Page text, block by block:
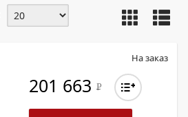
На заказ
201 663Р